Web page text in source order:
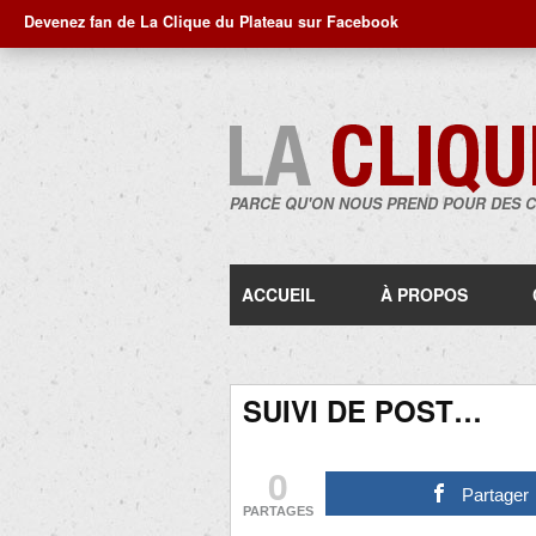
Devenez fan de La Clique du Plateau sur Facebook
PARCE QU'ON NOUS PREND POUR DES
ACCUEIL À PROPOS
SUIVI DE POST…
0
PARTAGES
Partager